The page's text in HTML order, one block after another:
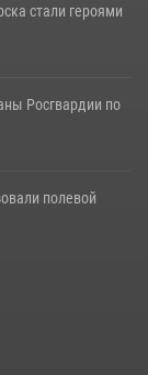
стали героями
Росгвардии по
полевой